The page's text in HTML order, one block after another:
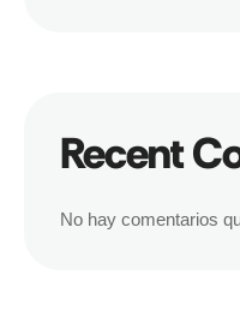
Recent
No hay comentarios